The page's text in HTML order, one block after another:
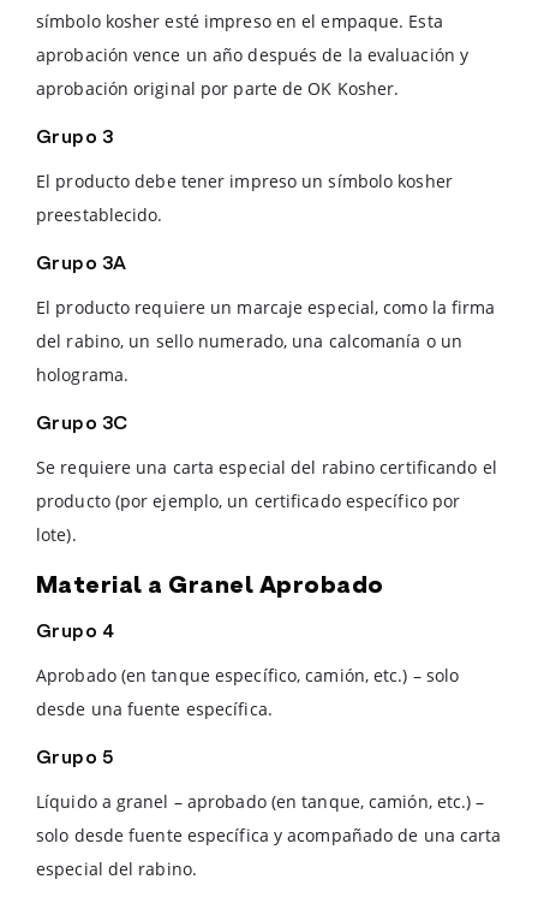
símbolo kosher esté impreso en el empaque. Esta
aprobación vence un año después de la evaluación y
aprobación original por parte de OK Kosher.
Grupo 3
El producto debe tener impreso un símbolo kosher
preestablecido.
Grupo 3A
El producto requiere un marcaje especial, como la firma
del rabino, un sello numerado, una calcomanía o un
holograma.
Grupo 3C
Se requiere una carta especial del rabino certificando el
producto (por ejemplo, un certificado específico por
lote).
Material a Granel Aprobado
Grupo 4
Aprobado (en tanque específico, camión, etc.) – solo
desde una fuente específica.
Grupo 5
Líquido a granel – aprobado (en tanque, camión, etc.) –
solo desde fuente específica y acompañado de una carta
especial del rabino.